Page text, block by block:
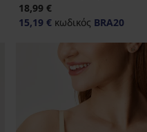
18,99 €
15,19 €κωδικός BRA20